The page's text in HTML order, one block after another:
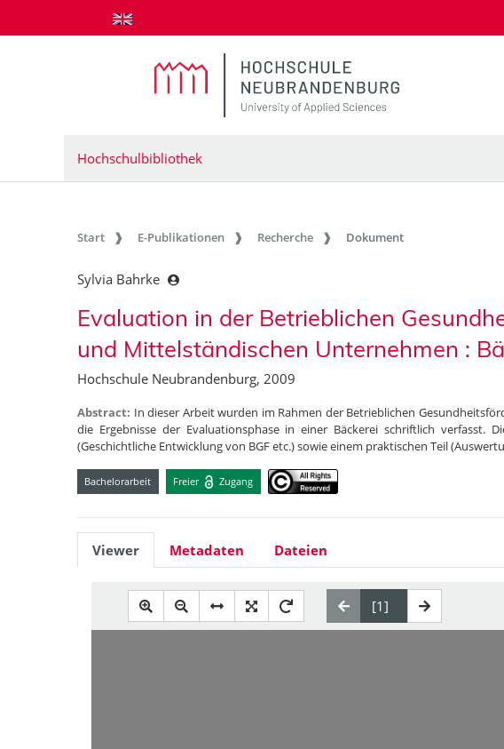
zum Inhalt springen
Hochschulbibliothek
Start E-Publikationen Recherche Dokument
Sylvia Bahrke
Evaluation in der Betrieblichen
und Mittelständischen Unternehmen :
Hochschule Neubrandenburg, 2009
Abstract: In dieser Arbeit wurden im Rahmen der Betrieblichen
die Ergebnisse der Evaluationsphase in einer Bäckerei schriftlich verfasst.
(Geschichtliche Entwicklung von BGF etc.) sowie einem praktischen Teil
Bachelorarbeit Freier Zugang
Viewer Metadaten Dateien